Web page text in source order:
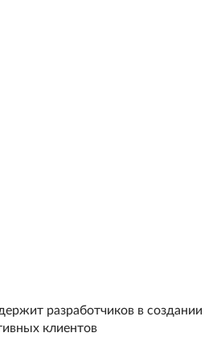
разработчиков в создании
клиентов